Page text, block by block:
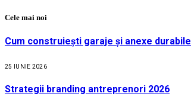
Cele mai noi
Cum construiești garaje și anexe durabile
25 IUNIE 2026
Strategii branding antreprenori 2026